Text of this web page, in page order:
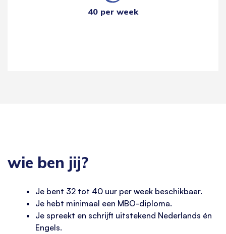
40 per week
wie ben jij?
Je bent 32 tot 40 uur per week beschikbaar.
Je hebt minimaal een MBO-diploma.
Je spreekt en schrijft uitstekend Nederlands én
Engels.